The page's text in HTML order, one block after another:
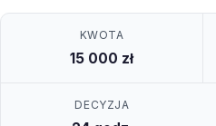
KWOTA
15 000 zł
DECYZJA